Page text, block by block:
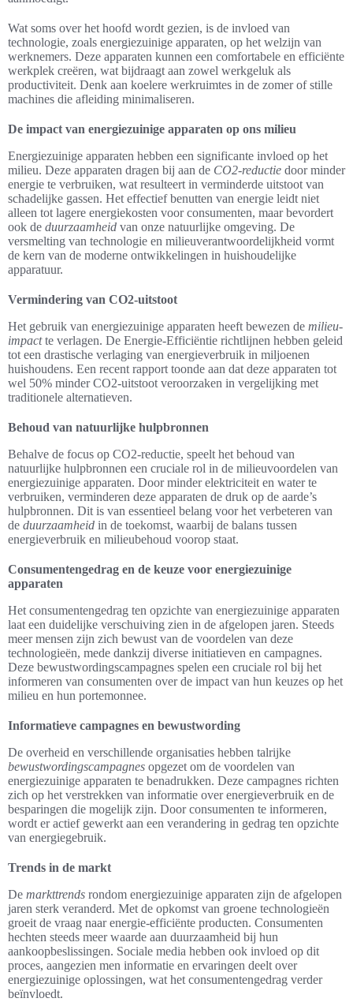
Wat soms over het hoofd wordt gezien, is de invloed van
technologie, zoals energiezuinige apparaten, op het welzijn van
werknemers. Deze apparaten kunnen een comfortabele en efficiënte
werkplek creëren, wat bijdraagt aan zowel werkgeluk als
productiviteit. Denk aan koelere werkruimtes in de zomer of stille
machines die afleiding minimaliseren.
De impact van energiezuinige apparaten op ons milieu
Energiezuinige apparaten hebben een significante invloed op het
milieu. Deze apparaten dragen bij aan de CO2-reductie door minder
energie te verbruiken, wat resulteert in verminderde uitstoot van
schadelijke gassen. Het effectief benutten van energie leidt niet
alleen tot lagere energiekosten voor consumenten, maar bevordert
ook de duurzaamheid van onze natuurlijke omgeving. De
versmelting van technologie en milieuverantwoordelijkheid vormt
de kern van de moderne ontwikkelingen in huishoudelijke
apparatuur.
Vermindering van CO2-uitstoot
Het gebruik van energiezuinige apparaten heeft bewezen de milieu-
impactte verlagen. De Energie-Efficiëntie richtlijnen hebben geleid
tot een drastische verlaging van energieverbruik in miljoenen
huishoudens. Een recent rapport toonde aan dat deze apparaten tot
wel 50% minder CO2-uitstoot veroorzaken in vergelijking met
traditionele alternatieven.
Behoud van natuurlijke hulpbronnen
Behalve de focus op CO2-reductie, speelt het behoud van
natuurlijke hulpbronnen een cruciale rol in de milieuvoordelen van
energiezuinige apparaten. Door minder elektriciteit en water te
verbruiken, verminderen deze apparaten de druk op de aarde’s
hulpbronnen. Dit is van essentieel belang voor het verbeteren van
de duurzaamheid in de toekomst, waarbij de balans tussen
energieverbruik en milieubehoud voorop staat.
Consumentengedrag en de keuze voor energiezuinige
apparaten
Het consumentengedrag ten opzichte van energiezuinige apparaten
laat een duidelijke verschuiving zien in de afgelopen jaren. Steeds
meer mensen zijn zich bewust van de voordelen van deze
technologieën, mede dankzij diverse initiatieven en campagnes.
Deze bewustwordingscampagnes spelen een cruciale rol bij het
informeren van consumenten over de impact van hun keuzes op het
milieu en hun portemonnee.
Informatieve campagnes en bewustwording
De overheid en verschillende organisaties hebben talrijke
bewustwordingscampagnes opgezet om de voordelen van
energiezuinige apparaten te benadrukken. Deze campagnes richten
zich op het verstrekken van informatie over energieverbruik en de
besparingen die mogelijk zijn. Door consumenten te informeren,
wordt er actief gewerkt aan een verandering in gedrag ten opzichte
van energiegebruik.
Trends in de markt
De markttrends rondom energiezuinige apparaten zijn de afgelopen
jaren sterk veranderd. Met de opkomst van groene technologieën
groeit de vraag naar energie-efficiënte producten. Consumenten
hechten steeds meer waarde aan duurzaamheid bij hun
aankoopbeslissingen. Sociale media hebben ook invloed op dit
proces, aangezien men informatie en ervaringen deelt over
energiezuinige oplossingen, wat het consumentengedrag verder
beïnvloedt.